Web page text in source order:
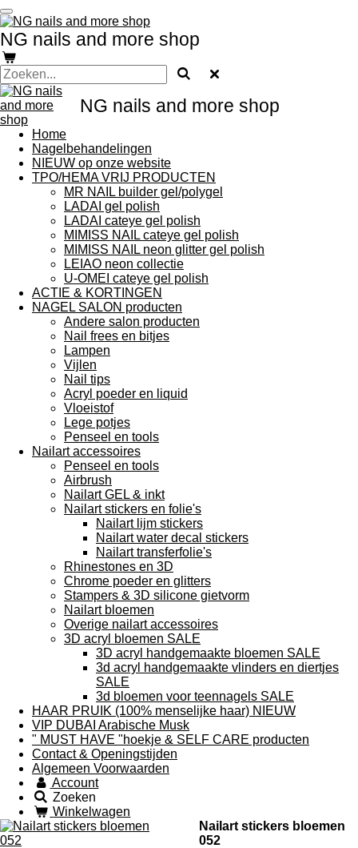
Ga
direct
naar
de
hoofdinhoud
NG nails and more shop
NG nails and more shop
Home
Nagelbehandelingen
NIEUW op onze website
TPO/HEMA VRIJ PRODUCTEN
MR NAIL builder gel/polygel
LADAI gel polish
LADAI cateye gel polish
MIMISS NAIL cateye gel polish
MIMISS NAIL neon glitter gel polish
LEIAO neon collectie
U-OMEI cateye gel polish
ACTIE & KORTINGEN
NAGEL SALON producten
Andere salon producten
Nail frees en bitjes
Lampen
Vijlen
Nail tips
Acryl poeder en liquid
Vloeistof
Lege potjes
Penseel en tools
Nailart accessoires
Penseel en tools
Airbrush
Nailart GEL & inkt
Nailart stickers en folie's
Nailart lijm stickers
Nailart water decal stickers
Nailart transferfolie's
Rhinestones en 3D
Chrome poeder en glitters
Stampers & 3D silicone gietvorm
Nailart bloemen
Overige nailart accessoires
3D acryl bloemen SALE
3D acryl handgemaakte bloemen SALE
3d acryl handgemaakte vlinders en diertjes
SALE
3d bloemen voor teennagels SALE
HAAR PRUIK (100% menselijke haar) NIEUW
VIP DUBAI Arabische Musk
" MUST HAVE "hoekje & SELF CARE producten
Contact & Openingstijden
Algemeen Voorwaarden
Account
Zoeken
Winkelwagen
Nailart stickers bloemen
052